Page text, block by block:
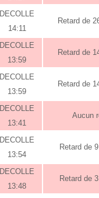
DECOLLE
14:11
Retard de
DECOLLE
13:59
Retard de
DECOLLE
13:59
Retard de
DECOLLE
13:41
Aucun
DECOLLE
13:54
Retard de
DECOLLE
13:48
Retard de